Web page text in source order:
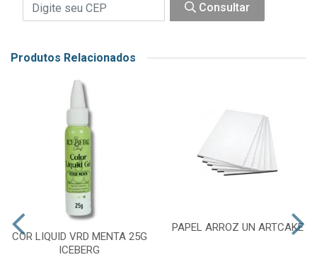
Consultar
Produtos Relacionados
COR LIQUID VRD MENTA 25G
ICEBERG
PAPEL ARROZ UN ARTCAKE